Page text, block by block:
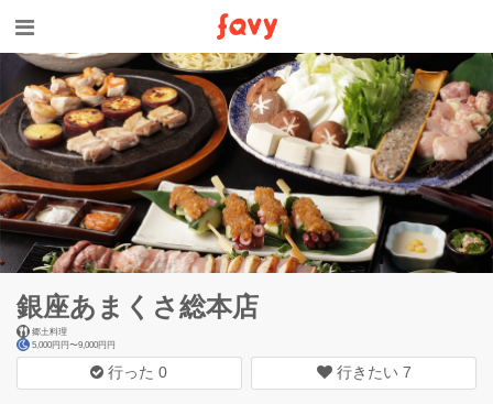
銀座あまくさ総本店
郷土料理
5,000円円〜9,000円円
行った0 行きたい 7